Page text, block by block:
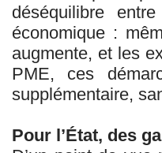
déséquilibre
économique :
augmente, et les
PME, ces
supplémentaire,
Pour l’État, des